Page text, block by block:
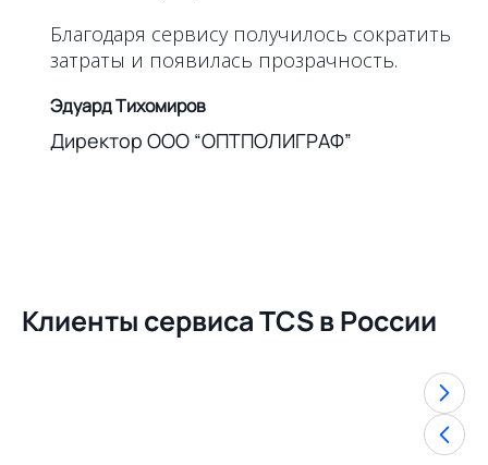
Благодаря сервису получилось сократить
затраты и появилась прозрачность.
Эдуард Тихомиров
Директор ООО “ОПТПОЛИГРАФ”
Клиенты сервиса TCS в России